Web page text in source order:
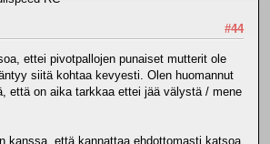
#44
ettei pivotpallojen punaiset mutterit ole
siitä kohtaa kevyesti. Olen huomannut
että on aika tarkkaa ettei jää välystä / mene
kanssa, että kannattaa ehdottomasti katsoa